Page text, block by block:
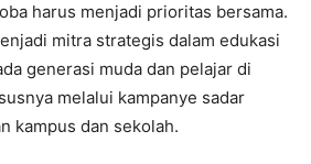
harus menjadi prioritas bersama.
mitra strategis dalam edukasi
generasi muda dan pelajar di
melalui kampanye sadar
kampus dan sekolah.